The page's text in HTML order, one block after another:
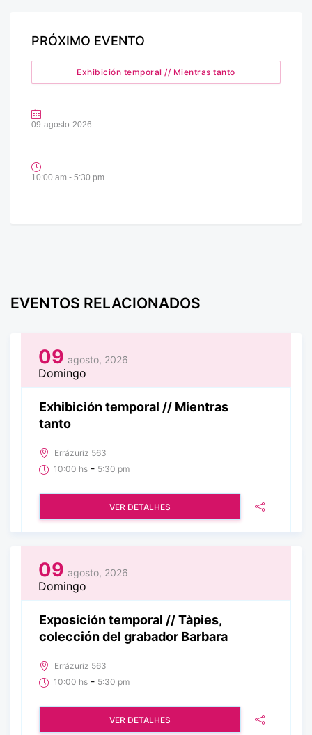
PRÓXIMO EVENTO
Exhibición temporal // Mientras tanto
09-agosto-2026
10:00 am - 5:30 pm
EVENTOS RELACIONADOS
09 agosto, 2026
Domingo
Exhibición temporal // Mientras
tanto
Errázuriz 563
10:00 hs - 5:30 pm
VER DETALHES
09 agosto, 2026
Domingo
Exposición temporal // Tàpies,
colección del grabador Barbara
Errázuriz 563
10:00 hs - 5:30 pm
VER DETALHES